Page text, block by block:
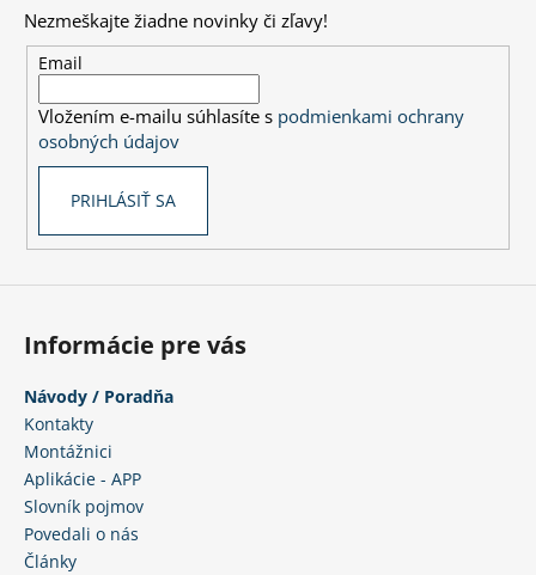
Nezmeškajte žiadne novinky či zľavy!
Email
Vložením e-mailu súhlasíte s podmienkami ochrany
osobných údajov
PRIHLÁSIŤ SA
Informácie pre vás
Návody / Poradňa
Kontakty
Montážnici
Aplikácie - APP
Slovník pojmov
Povedali o nás
Články